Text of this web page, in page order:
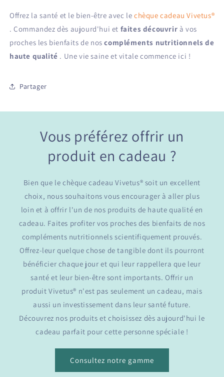
Offrez la santé et le bien-être avec lechèque cadeau Vivetus®
. Commandez dès aujourd'hui et faites découvrir à vos
proches les bienfaits de noscompléments nutritionnels de
haute qualité . Une vie saine et vitale commence ici !
Partager
Vous préférez offrir un
produit en cadeau ?
Bien que le chèque cadeau Vivetus® soit un excellent
choix, nous souhaitons vous encourager à aller plus
loin et à offrir l'un de nos produits de haute qualité en
cadeau. Faites profiter vos proches des bienfaits de nos
compléments nutritionnels scientifiquement prouvés.
Offrez-leur quelque chose de tangible dont ils pourront
bénéficier chaque jour et qui leur rappellera que leur
santé et leur bien-être sont importants. Offrir un
produit Vivetus® n'est pas seulement un cadeau, mais
aussi un investissement dans leur santé future.
Découvrez nos produits et choisissez dès aujourd'hui le
cadeau parfait pour cette personne spéciale !
Consultez notre gamme